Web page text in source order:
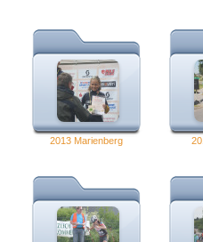
2013 Marienberg